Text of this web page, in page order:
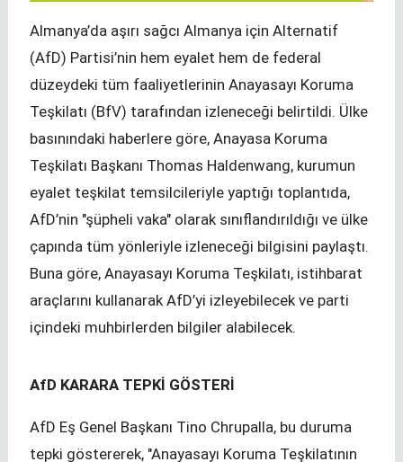
Almanya’da aşırı sağcı Almanya için Alternatif
(AfD) Partisi’nin hem eyalet hem de federal
düzeydeki tüm faaliyetlerinin Anayasayı Koruma
Teşkilatı (BfV) tarafından izleneceği belirtildi. Ülke
basınındaki haberlere göre, Anayasa Koruma
Teşkilatı Başkanı Thomas Haldenwang, kurumun
eyalet teşkilat temsilcileriyle yaptığı toplantıda,
AfD’nin "şüpheli vaka" olarak sınıflandırıldığı ve ülke
çapında tüm yönleriyle izleneceği bilgisini paylaştı.
Buna göre, Anayasayı Koruma Teşkilatı, istihbarat
araçlarını kullanarak AfD’yi izleyebilecek ve parti
içindeki muhbirlerden bilgiler alabilecek.
AfD KARARA TEPKİ GÖSTERİ
AfD Eş Genel Başkanı Tino Chrupalla, bu duruma
tepki göstererek, "Anayasayı Koruma Teşkilatının